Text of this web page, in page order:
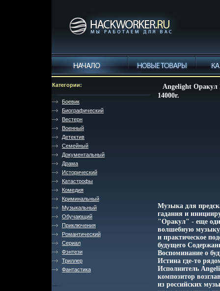
Категории:
Боевик
Биографический
Вестерн
Военный
Детектив
Семейный
Документальный
Драма
Исторический
Катастрофы
Комедия
Криминальный
Музыкальный
Обучающий
Приключения
Романтический
Сериал
Фэнтези
Триллер
Фантастика
Angelight Оракул
14000r.
Музыка для
гадания и
"Оракул" - еще
волшебную
и практическое
будущего
Воспоминание о
Истина где-то
Исполнитель
композитор
из российских